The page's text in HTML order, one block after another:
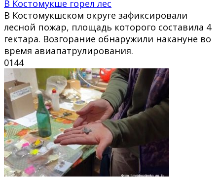
В Костомукше горел лес
В Костомукшском округе зафиксировали
лесной пожар, площадь которого составила 4
гектара. Возгорание обнаружили накануне во
время авиапатрулирования.
0144